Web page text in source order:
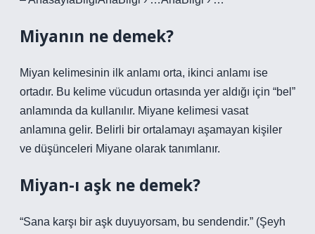
Miyanın ne demek?
Miyan kelimesinin ilk anlamı orta, ikinci anlamı ise
ortadır. Bu kelime vücudun ortasında yer aldığı için “bel”
anlamında da kullanılır. Miyane kelimesi vasat
anlamına gelir. Belirli bir ortalamayı aşamayan kişiler
ve düşünceleri Miyane olarak tanımlanır.
Miyan-ı aşk ne demek?
“Sana karşı bir aşk duyuyorsam, bu sendendir.” (Şeyh